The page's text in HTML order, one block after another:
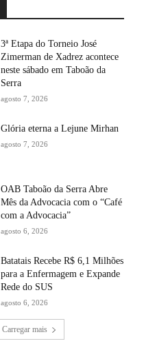
3ª Etapa do Torneio José
Zimerman de Xadrez acontece
neste sábado em Taboão da
Serra
agosto 7, 2026
Glória eterna a Lejune Mirhan
agosto 7, 2026
OAB Taboão da Serra Abre
Mês da Advocacia com o “Café
com a Advocacia”
agosto 6, 2026
Batatais Recebe R$ 6,1 Milhões
para a Enfermagem e Expande
Rede do SUS
agosto 6, 2026
Carregar mais